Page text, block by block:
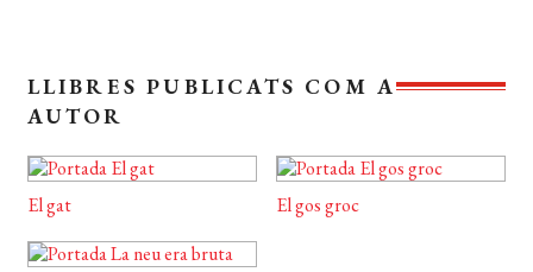
LLIBRES PUBLICATS COM A
AUTOR
El gat El gos groc